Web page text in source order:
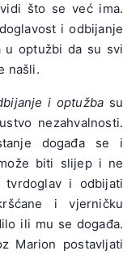
što se već ima.
i odbijanje
u optužbi da su svi
našli.
i optužba su
nezahvalnosti.
događa se i
biti slijep i ne
i odbijati
i vjerničku
ili mu se događa.
Marion postavljati